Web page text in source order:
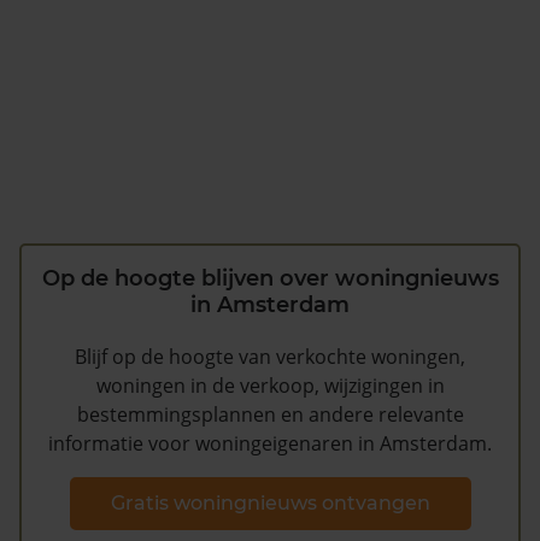
Op de hoogte blijven over woningnieuws
in Amsterdam
Blijf op de hoogte van verkochte woningen,
woningen in de verkoop, wijzigingen in
bestemmingsplannen en andere relevante
informatie voor woningeigenaren in Amsterdam.
Gratis woningnieuws ontvangen